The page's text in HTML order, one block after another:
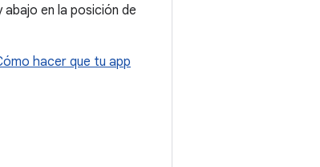
en la posición de
hacer que tu app